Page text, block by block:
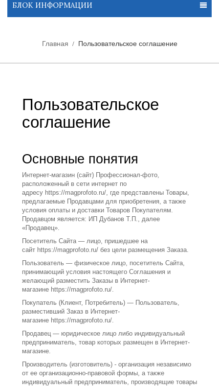
БЛОК ИНФОРМАЦИИ
Главная Пользовательское соглашение
Пользовательское
соглашение
Основные понятия
Интернет-магазин (сайт) Профессионал-фото,
расположенный в сети интернет по
адресу https://magprofoto.ru/, где представлены Товары,
предлагаемые Продавцами для приобретения, а также
условия оплаты и доставки Товаров Покупателям.
Продавцом является: ИП Дубанов Т.П., далее
«Продавец».
Посетитель Сайта— лицо, пришедшее на
сайт https://magprofoto.ru/ без цели размещения Заказа.
Пользователь — физическое лицо, посетитель Сайта,
принимающий условия настоящего Соглашения и
желающий разместить Заказы в Интернет-
магазине https://magprofoto.ru/.
Покупатель (Клиент, Потребитель) — Пользователь,
разместивший Заказ в Интернет-
магазине https://magprofoto.ru/.
Продавец — юридическое лицо либо индивидуальный
предприниматель, товар которых размещен в Интернет-
магазине.
Производитель (изготовитель) - организация независимо
от ее организационно-правовой формы, а также
индивидуальный предприниматель, производящие товары